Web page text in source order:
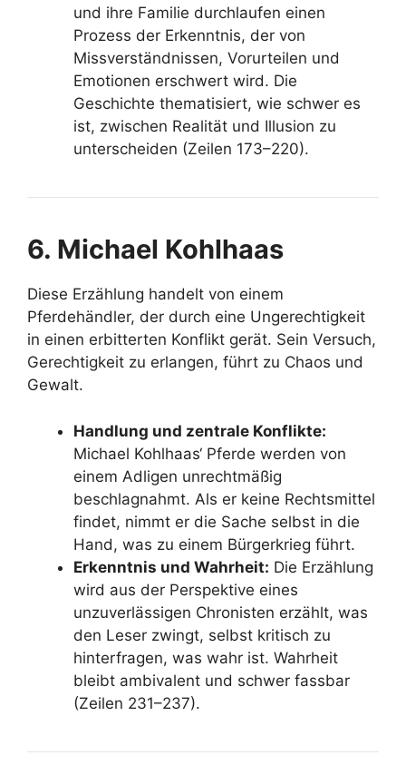
und ihre Familie durchlaufen einen
Prozess der Erkenntnis, der von
Missverständnissen, Vorurteilen und
Emotionen erschwert wird. Die
Geschichte thematisiert, wie schwer es
ist, zwischen Realität und Illusion zu
unterscheiden (Zeilen 173–220).
6. Michael Kohlhaas
Diese Erzählung handelt von einem
Pferdehändler, der durch eine Ungerechtigkeit
in einen erbitterten Konflikt gerät. Sein Versuch,
Gerechtigkeit zu erlangen, führt zu Chaos und
Gewalt.
Handlung und zentrale Konflikte:
Michael Kohlhaas‘ Pferde werden von
einem Adligen unrechtmäßig
beschlagnahmt. Als er keine Rechtsmittel
findet, nimmt er die Sache selbst in die
Hand, was zu einem Bürgerkrieg führt.
Erkenntnis und Wahrheit: Die Erzählung
wird aus der Perspektive eines
unzuverlässigen Chronisten erzählt, was
den Leser zwingt, selbst kritisch zu
hinterfragen, was wahr ist. Wahrheit
bleibt ambivalent und schwer fassbar
(Zeilen 231–237).